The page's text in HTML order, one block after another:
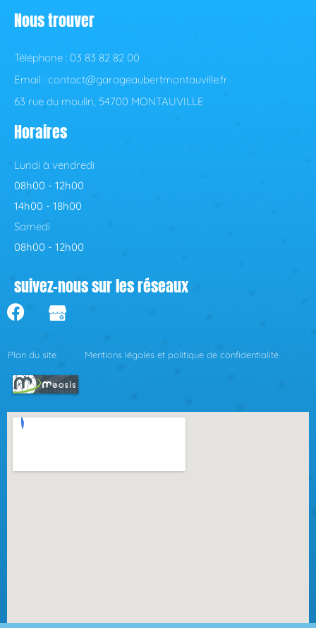
Nous trouver
Téléphone : 03 83 82 82 00
Email : contact@garageaubertmontauville.fr
63 rue du moulin, 54700 MONTAUVILLE
Horaires
Lundi à vendredi
08h00 - 12h00
14h00 - 18h00
Samedi
08h00 - 12h00
suivez-nous sur les réseaux
Plan du site Mentions légales et politique de confidentialité